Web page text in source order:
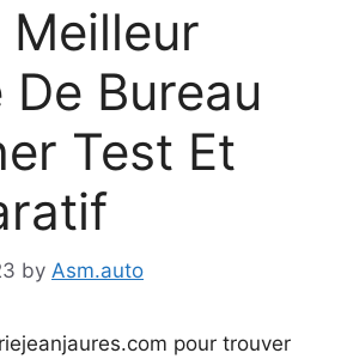
Meilleur
De Bureau
Test Et
by Asm.auto
pour trouver